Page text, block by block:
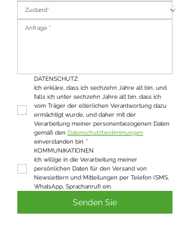
DATENSCHUTZ
Ich erkläre, dass ich sechzehn Jahre alt bin, und
falls ich unter sechzehn Jahre alt bin, dass ich
vom Träger der elterlichen Verantwortung dazu
ermächtigt wurde, und daher mit der
Verarbeitung meiner personenbezogenen Daten
gemäß den Datenschutzbestimmungen
einverstanden bin *
KOMMUNIKATIONEN
Ich willige in die Verarbeitung meiner
persönlichen Daten für den Versand von
Newslettern und Mitteilungen per Telefon (SMS,
WhatsApp, Sprachanruf) ein.
Senden Sie